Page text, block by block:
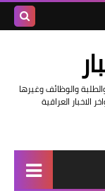
والوظائف وغيرها
العراقية